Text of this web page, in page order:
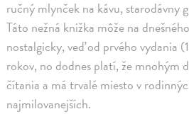
ručný mlynček na kávu, starodávny
Táto nežná knižka môže na
nostalgicky, veď od prvého vydania
rokov, no dodnes platí, že mnohým
čítania a má trvalé miesto v
najmilovanejších.